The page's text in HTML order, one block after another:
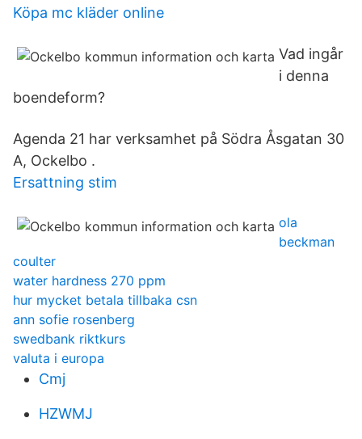
Köpa mc kläder online
Vad ingår
i denna
boendeform?
Agenda 21 har verksamhet på Södra Åsgatan 30
A, Ockelbo .
Ersattning stim
ola
beckman
coulter
water hardness 270 ppm
hur mycket betala tillbaka csn
ann sofie rosenberg
swedbank riktkurs
valuta i europa
Cmj
HZWMJ